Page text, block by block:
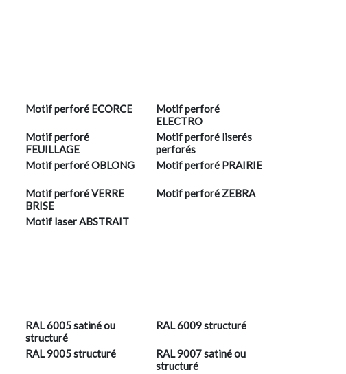
Motif perforé ECORCE
Motif perforé
ELECTRO
Motif perforé
FEUILLAGE
Motif perforé liserés
perforés
Motif perforé OBLONG Motif perforé PRAIRIE
Motif perforé VERRE
BRISE
Motif perforé ZEBRA
Motif laser ABSTRAIT
RAL 6005 satiné ou
structuré
RAL 6009 structuré
RAL 9005 structuré
RAL 9007 satiné ou
structuré